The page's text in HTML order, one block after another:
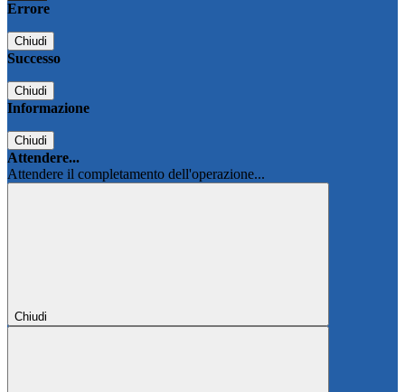
Errore
Chiudi
Successo
Chiudi
Informazione
Chiudi
Attendere...
Attendere il completamento dell'operazione...
Chiudi